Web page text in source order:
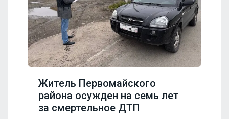
Житель Первомайского
района осужден на семь лет
за смертельное ДТП